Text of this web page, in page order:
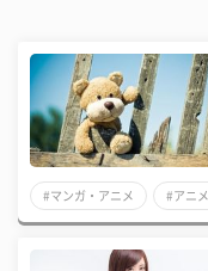
#マンガ・アニメ #アニメ